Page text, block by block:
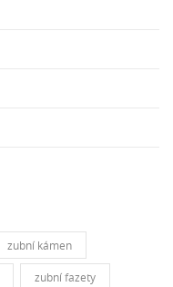
zubní kámen
zubní fazety